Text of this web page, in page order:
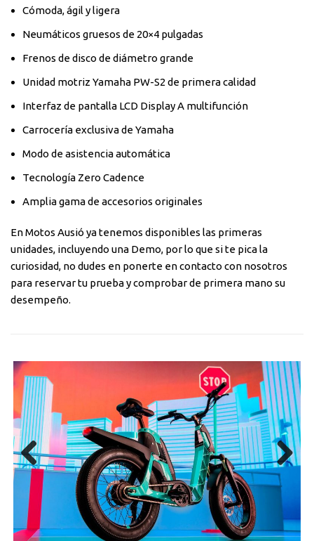
Cómoda, ágil y ligera
Neumáticos gruesos de 20×4 pulgadas
Frenos de disco de diámetro grande
Unidad motriz Yamaha PW-S2 de primera calidad
Interfaz de pantalla LCD Display A multifunción
Carrocería exclusiva de Yamaha
Modo de asistencia automática
Tecnología Zero Cadence
Amplia gama de accesorios originales
En Motos Ausió ya tenemos disponibles las primeras
unidades, incluyendo una Demo, por lo que si te pica la
curiosidad, no dudes en ponerte en contacto con nosotros
para reservar tu prueba y comprobar de primera mano su
desempeño.
Previous Next